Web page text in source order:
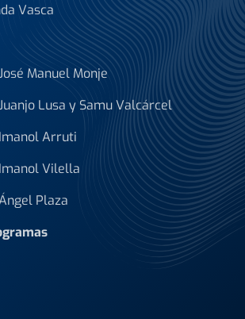
Vasca
Manuel Monje
Lusa y Samu Valcárcel
Arruti
Vilella
Plaza